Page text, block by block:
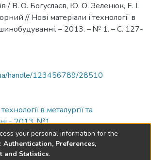
/ В. О. Богуслаєв, Ю. О. Зеленюк, Е. І.
// Нові матеріали і технології в
– 2013. – № 1. – С. 127-
handle/123456789/28510
в металургії та
- 2013, №1
your personal information for the
Authentication, Preferences,
and Statistics.